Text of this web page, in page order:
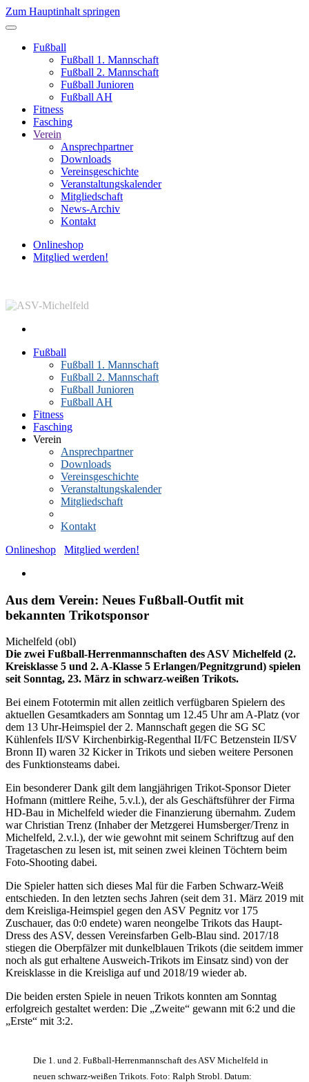
Zum Hauptinhalt springen
Fußball
Fußball 1. Mannschaft
Fußball 2. Mannschaft
Fußball Junioren
Fußball AH
Fitness
Fasching
Verein
Ansprechpartner
Downloads
Vereinsgeschichte
Veranstaltungskalender
Mitgliedschaft
News-Archiv
Kontakt
Onlineshop
Mitglied werden!
Fußball
Fußball 1. Mannschaft
Fußball 2. Mannschaft
Fußball Junioren
Fußball AH
Fitness
Fasching
Verein
Ansprechpartner
Downloads
Vereinsgeschichte
Veranstaltungskalender
Mitgliedschaft
Kontakt
Onlineshop
Mitglied werden!
Aus dem Verein: Neues Fußball-Outfit mit
bekannten Trikotsponsor
Michelfeld (obl)
Die zwei Fußball-Herrenmannschaften des ASV Michelfeld (2.
Kreisklasse 5 und 2. A-Klasse 5 Erlangen/Pegnitzgrund) spielen
seit Sonntag, 23. März in schwarz-weißen Trikots.
Bei einem Fototermin mit allen zeitlich verfügbaren Spielern des
aktuellen Gesamtkaders am Sonntag um 12.45 Uhr am A-Platz (vor
dem 13 Uhr-Heimspiel der 2. Mannschaft gegen die SG SC
Kühlenfels II/SV Kirchenbirkig-Regenthal II/FC Betzenstein II/SV
Bronn II) waren 32 Kicker in Trikots und sieben weitere Personen
des Funktionsteams dabei.
Ein besonderer Dank gilt dem langjährigen Trikot-Sponsor Dieter
Hofmann (mittlere Reihe, 5.v.l.), der als Geschäftsführer der Firma
HD-Bau in Michelfeld wieder die Finanzierung übernahm. Zudem
war Christian Trenz (Inhaber der Metzgerei Humsberger/Trenz in
Michelfeld, 2.v.l.), der wie gewohnt mit seinem Schriftzug auf den
Tragetaschen zu lesen ist, mit seinen zwei kleinen Töchtern beim
Foto-Shooting dabei.
Die Spieler hatten sich dieses Mal für die Farben Schwarz-Weiß
entschieden. In den letzten sechs Jahren (seit dem 31. März 2019 mit
dem Kreisliga-Heimspiel gegen den ASV Pegnitz vor 175
Zuschauer, das 0:0 endete) waren neongelbe Trikots das Haupt-
Dress des ASV, dessen Vereinsfarben Gelb-Blau sind. 2017/18
stiegen die Oberpfälzer mit dunkelblauen Trikots (die seitdem immer
noch als gut erhaltene Ausweich-Trikots im Einsatz sind) von der
Kreisklasse in die Kreisliga auf und 2018/19 wieder ab.
Die beiden ersten Spiele in neuen Trikots konnten am Sonntag
erfolgreich gestaltet werden: Die „Zweite“ gewann mit 6:2 und die
„Erste“ mit 3:2.
Die 1. und 2. Fußball-Herrenmannschaft des ASV Michelfeld in
neuen schwarz-weißen Trikots. Foto: Ralph Strobl. Datum: